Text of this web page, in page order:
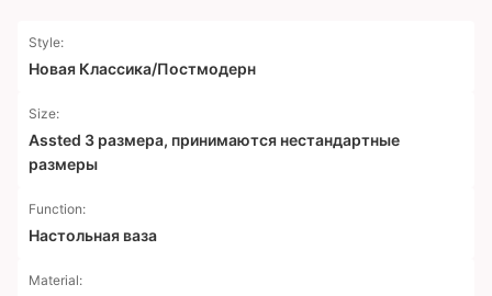
Style:
Новая Классика/Постмодерн
Size:
Assted 3 размера, принимаются нестандартные
размеры
Function:
Настольная ваза
Material: